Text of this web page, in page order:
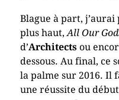
Blague à part, j’aurai
plus haut, All Our
d’Architects ou
dessous. Au final, ce
la palme sur 2016. Il
une réussite du